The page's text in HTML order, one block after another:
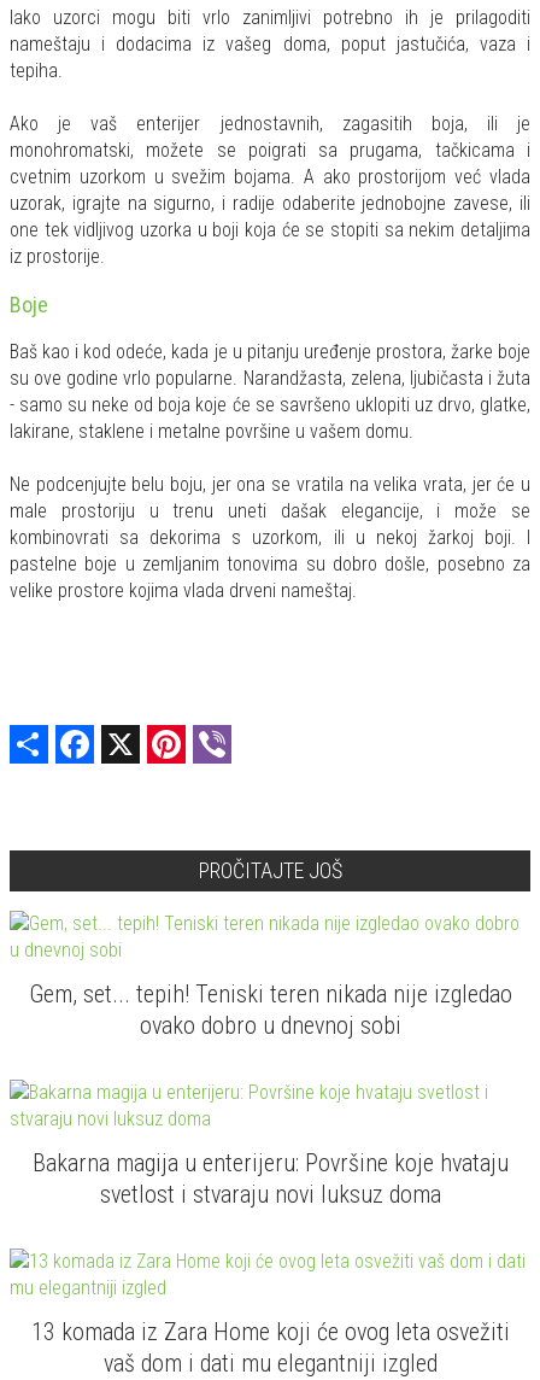
Iako uzorci mogu biti vrlo zanimljivi potrebno ih je prilagoditi
nameštaju i dodacima iz vašeg doma, poput jastučića, vaza i
tepiha.
Ako je vaš enterijer jednostavnih, zagasitih boja, ili je
monohromatski, možete se poigrati sa prugama, tačkicama i
cvetnim uzorkom u svežim bojama. A ako prostorijom već vlada
uzorak, igrajte na sigurno, i radije odaberite jednobojne zavese, ili
one tek vidljivog uzorka u boji koja će se stopiti sa nekim detaljima
iz prostorije.
Boje
Baš kao i kod odeće, kada je u pitanju uređenje prostora, žarke boje
su ove godine vrlo popularne. Narandžasta, zelena, ljubičasta i žuta
- samo su neke od boja koje će se savršeno uklopiti uz drvo, glatke,
lakirane, staklene i metalne površine u vašem domu.
Ne podcenjujte belu boju, jer ona se vratila na velika vrata, jer će u
male prostoriju u trenu uneti dašak elegancije, i može se
kombinovrati sa dekorima s uzorkom, ili u nekoj žarkoj boji. I
pastelne boje u zemljanim tonovima su dobro došle, posebno za
velike prostore kojima vlada drveni nameštaj.
Share Facebook Pinterest
PROČITAJTE JOŠ
Gem, set... tepih! Teniski teren nikada nije izgledao
ovako dobro u dnevnoj sobi
Bakarna magija u enterijeru: Površine koje hvataju
svetlost i stvaraju novi luksuz doma
13 komada iz Zara Home koji će ovog leta osvežiti
vaš dom i dati mu elegantniji izgled